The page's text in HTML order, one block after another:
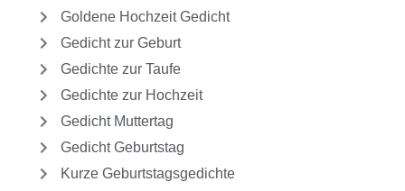
Goldene Hochzeit Gedicht
Gedicht zur Geburt
Gedichte zur Taufe
Gedichte zur Hochzeit
Gedicht Muttertag
Gedicht Geburtstag
Kurze Geburtstagsgedichte